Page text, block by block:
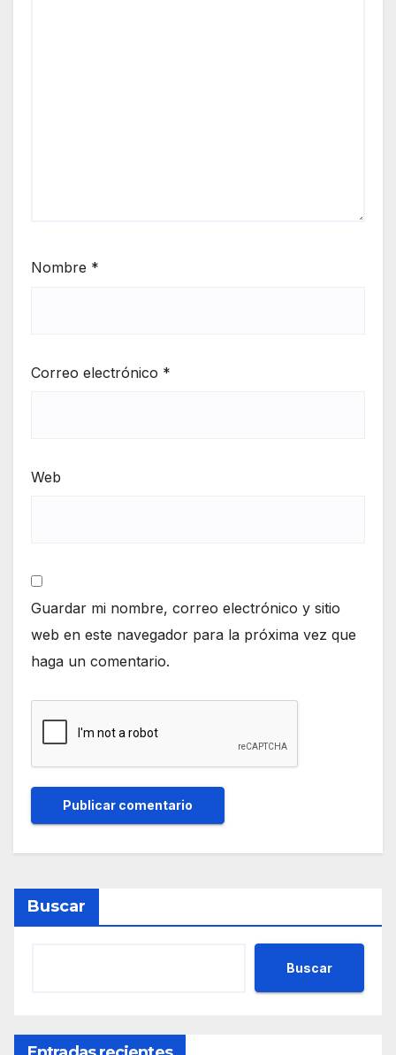
Nombre *
Correo electrónico *
Web
Guardar mi nombre, correo electrónico y sitio
web en este navegador para la próxima vez que
haga un comentario.
Buscar
Buscar